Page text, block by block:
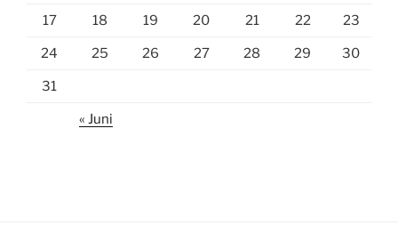
17 18 19 20 21 22 23
24 25 26 27 28 29 30
31
« Juni